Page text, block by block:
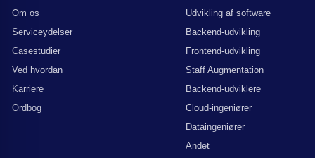
Om os
Serviceydelser
Casestudier
Ved hvordan
Karriere
Ordbog
Udvikling af software
Backend-udvikling
Frontend-udvikling
Staff Augmentation
Backend-udviklere
Cloud-ingeniører
Dataingeniører
Andet